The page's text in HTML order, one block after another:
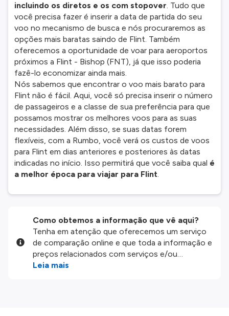
incluindo os diretos e os com stopover. Tudo que
você precisa fazer é inserir a data de partida do seu
voo no mecanismo de busca e nós procuraremos as
opções mais baratas saindo de Flint. Também
oferecemos a oportunidade de voar para aeroportos
próximos a Flint - Bishop (FNT), já que isso poderia
fazê-lo economizar ainda mais.
Nós sabemos que encontrar o voo mais barato para
Flint não é fácil. Aqui, você só precisa inserir o número
de passageiros e a classe de sua preferência para que
possamos mostrar os melhores voos para as suas
necessidades. Além disso, se suas datas forem
flexíveis, com a Rumbo, você verá os custos de voos
para Flint em dias anteriores e posteriores às datas
indicadas no início. Isso permitirá que você saiba qual é
a melhor época para viajar para Flint.
Como obtemos a informação que vê aqui?
Tenha em atenção que oferecemos um serviço
de comparação online e que toda a informação e
preços relacionados com serviços e/ou
produtos disponíveis no nosso website são
Leia mais